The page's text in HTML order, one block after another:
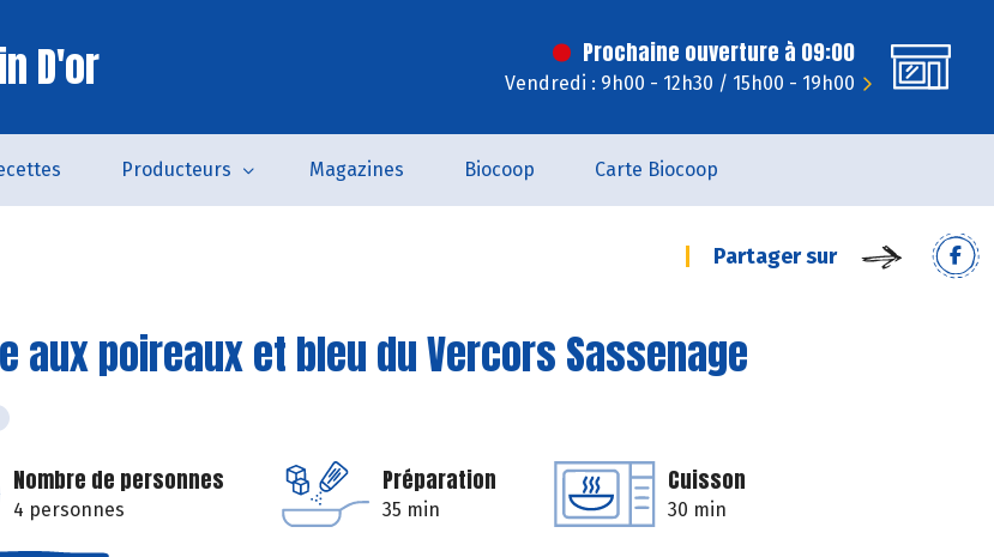
D'or Prochaine ouverture à 09:00
Vendredi : 9h00 - 12h30 / 15h00 - 19h00
Producteurs Magazines Biocoop Carte Biocoop
Partager sur
aux poireaux et bleu du Vercors Sassenage
Nombre de personnes
4 personnes
Préparation
35 min
Cuisson
30 min